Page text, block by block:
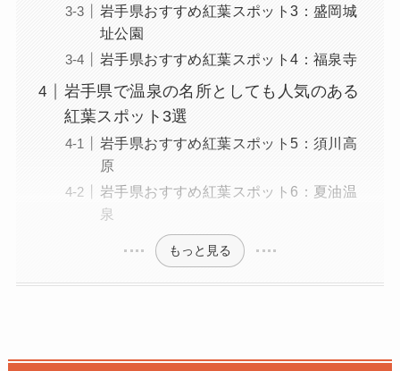
岩手県おすすめ紅葉スポット3：盛岡城
址公園
岩手県おすすめ紅葉スポット4：福泉寺
岩手県で温泉の名所としても人気のある
紅葉スポット3選
岩手県おすすめ紅葉スポット5：須川高
原
岩手県おすすめ紅葉スポット6：夏油温
泉
もっと見る